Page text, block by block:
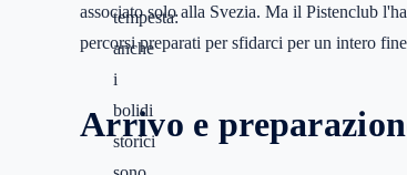
associato solo alla Svezia. Ma il Pistenclub
percorsi preparati per sfidarci per un intero
Arrivo e
tempesta:
anche
i
bolidi
storici